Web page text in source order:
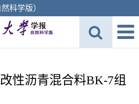
科学版）
性沥青混合料BK-7组